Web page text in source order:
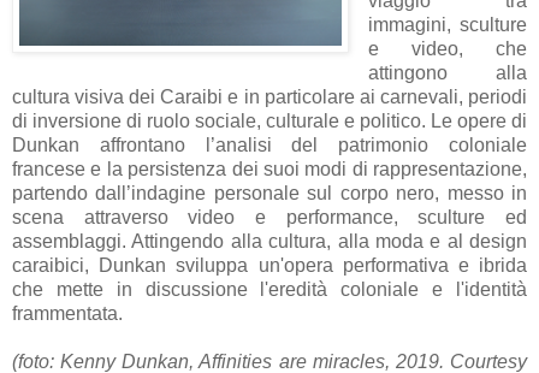
immagini, sculture
e video, che
attingono alla
cultura visiva dei Caraibi e in particolare ai carnevali, periodi
di inversione di ruolo sociale, culturale e politico. Le opere di
Dunkan affrontano l’analisi del patrimonio coloniale
francese e la persistenza dei suoi modi di rappresentazione,
partendo dall’indagine personale sul corpo nero, messo in
scena attraverso video e performance, sculture ed
assemblaggi. Attingendo alla cultura, alla moda e al design
caraibici, Dunkan sviluppa un'opera performativa e ibrida
che mette in discussione l'eredità coloniale e l'identità
frammentata.
(foto: Kenny Dunkan, Affinities are miracles, 2019. Courtesy